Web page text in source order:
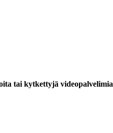
tai kytkettyjä videopalvelimia